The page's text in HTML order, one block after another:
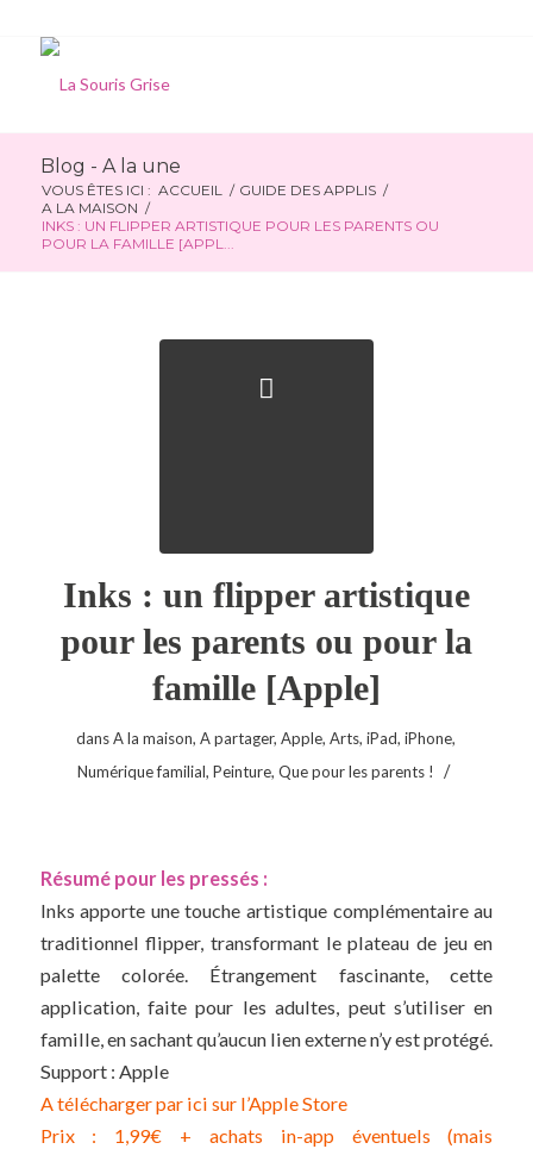
Blog - A la une
VOUS ÊTES ICI : ACCUEIL / GUIDE DES APPLIS /
A LA MAISON /
INKS : UN FLIPPER ARTISTIQUE POUR LES PARENTS OU
POUR LA FAMILLE [APPL...
Inks : un flipper artistique
pour les parents ou pour la
famille [Apple]
dansA la maison,A partager,Apple,Arts,iPad,iPhone,
Numérique familial, Peinture, Que pour les parents ! /
Résumé pour les pressés :
Inks apporte une touche artistique complémentaire au
traditionnel flipper, transformant le plateau de jeu en
palette colorée. Étrangement fascinante, cette
application, faite pour les adultes, peut s’utiliser en
famille, en sachant qu’aucun lien externe n’y est protégé.
Support : Apple
A télécharger par ici sur l’Apple Store
Prix : 1,99€ + achats in-app éventuels (mais